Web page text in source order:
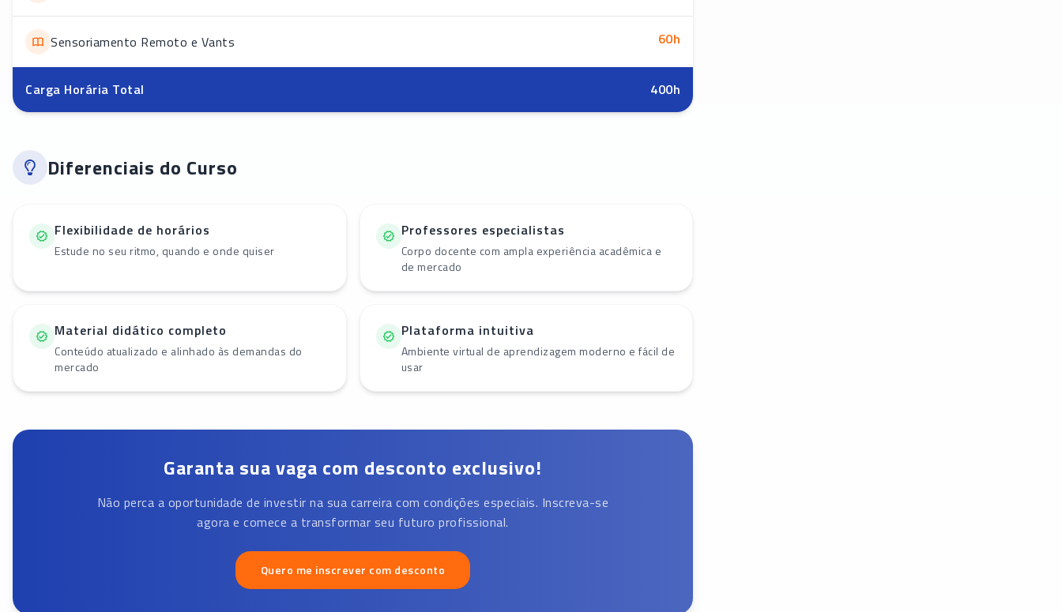
Sensoriamento Remoto e Vants 60h
Carga Horária Total 400h
Diferenciais do Curso
Flexibilidade de horários
Estude no seu ritmo, quando e onde quiser
Professores especialistas
Corpo docente com ampla experiência acadêmica e
de mercado
Material didático completo
Conteúdo atualizado e alinhado às demandas do
mercado
Plataforma intuitiva
Ambiente virtual de aprendizagem moderno e fácil de
usar
Garanta sua vaga com desconto exclusivo!
Não perca a oportunidade de investir na sua carreira com condições especiais. Inscreva-se
agora e comece a transformar seu futuro profissional.
Quero me inscrever com desconto